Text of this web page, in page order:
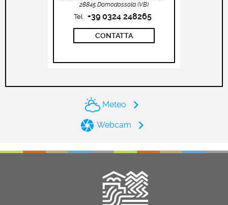
28845 Domodossola (VB)
Tel +39 0324 248265
CONTATTA
Meteo
Webcam